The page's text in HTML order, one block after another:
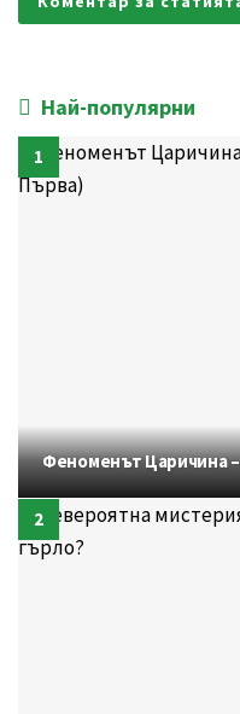
Най-популярни
Феноменът Царичина